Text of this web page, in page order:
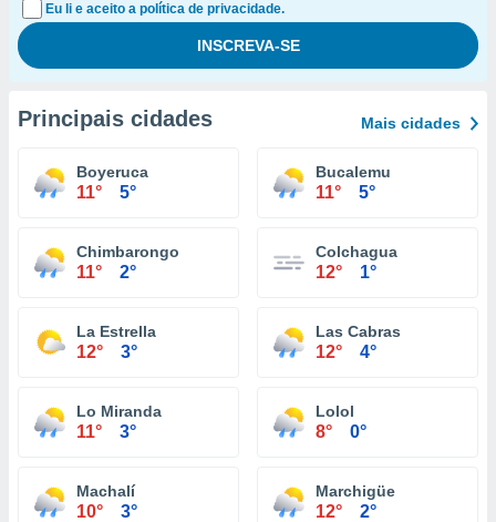
Eu li e aceito a política de privacidade.
Principais cidades Mais cidades
Boyeruca
11° 5°
Bucalemu
11° 5°
Chimbarongo
11° 2°
Colchagua
12° 1°
La Estrella
12° 3°
Las Cabras
12° 4°
Lo Miranda
11° 3°
Lolol
8° 0°
Machalí
10° 3°
Marchigüe
12° 2°